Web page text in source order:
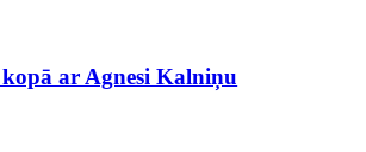
ar Agnesi Kalniņu